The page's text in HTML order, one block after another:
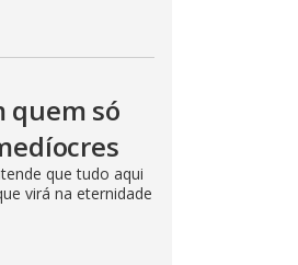
quem só
que tudo aqui
virá na eternidade